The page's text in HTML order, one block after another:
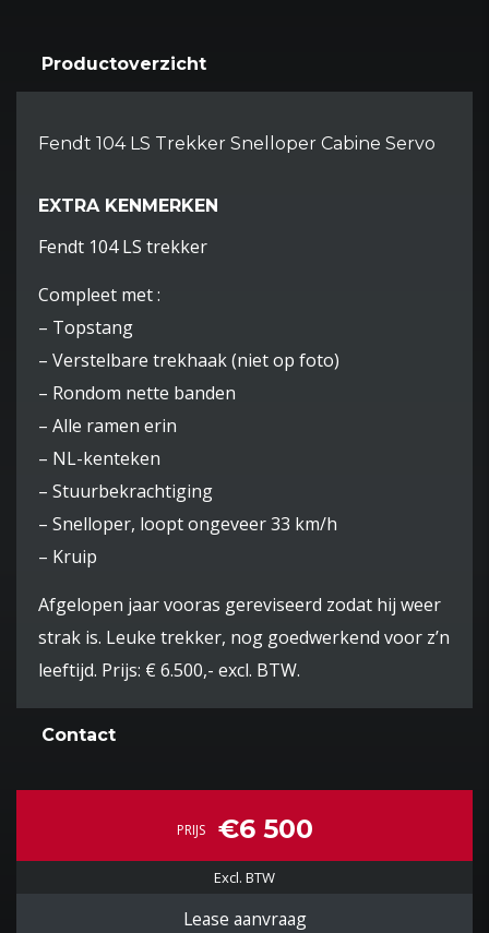
Productoverzicht
Fendt 104 LS Trekker Snelloper Cabine Servo
EXTRA KENMERKEN
Fendt 104 LS trekker
Compleet met :
– Topstang
– Verstelbare trekhaak (niet op foto)
– Rondom nette banden
– Alle ramen erin
– NL-kenteken
– Stuurbekrachtiging
– Snelloper, loopt ongeveer 33 km/h
– Kruip
Afgelopen jaar vooras gereviseerd zodat hij weer
strak is. Leuke trekker, nog goedwerkend voor z’n
leeftijd. Prijs: € 6.500,- excl. BTW.
Contact
PRIJS €6 500
Excl. BTW
Lease aanvraag